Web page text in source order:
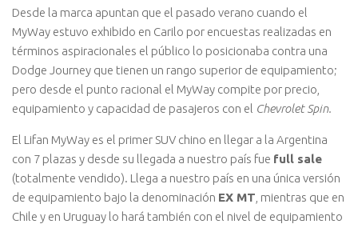
Desde la marca apuntan que el pasado verano cuando el
MyWay estuvo exhibido en Carilo por encuestas realizadas en
términos aspiracionales el público lo posicionaba contra una
Dodge Journey que tienen un rango superior de equipamiento;
pero desde el punto racional el MyWay compite por precio,
equipamiento y capacidad de pasajeros con el Chevrolet Spin.
El Lifan MyWay es el primer SUV chino en llegar a la Argentina
con 7 plazas y desde su llegada a nuestro país fue full sale
(totalmente vendido). Llega a nuestro país en una única versión
de equipamiento bajo la denominación EX MT , mientras que en
Chile y en Uruguay lo hará también con el nivel de equipamiento